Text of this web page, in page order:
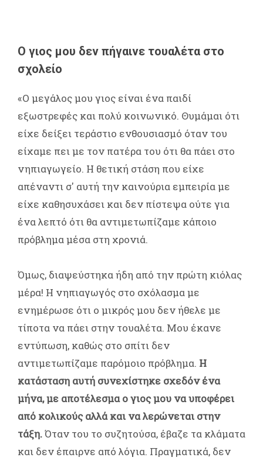
O γιος μου δεν πήγαινε τουαλέτα στο
σχολείο
«Ο μεγάλος μου γιος είναι ένα παιδί
εξωστρεφές και πολύ κοινωνικό. Θυμάμαι ότι
είχε δείξει τεράστιο ενθουσιασμό όταν του
είχαμε πει με τον πατέρα του ότι θα πάει στο
νηπιαγωγείο. Η θετική στάση που είχε
απέναντι σ' αυτή την καινούρια εμπειρία με
είχε καθησυχάσει και δεν πίστεψα ούτε για
ένα λεπτό ότι θα αντιμετωπίζαμε κάποιο
πρόβλημα μέσα στη χρονιά.
Όμως, διαψεύστηκα ήδη από την πρώτη κιόλας
μέρα! Η νηπιαγωγός στο σχόλασμα με
ενημέρωσε ότι ο μικρός μου δεν ήθελε με
τίποτα να πάει στην τουαλέτα. Μου έκανε
εντύπωση, καθώς στο σπίτι δεν
αντιμετωπίζαμε παρόμοιο πρόβλημα. Η
κατάσταση αυτή συνεχίστηκε σχεδόν ένα
μήνα, με αποτέλεσμα ο γιος μου να υποφέρει
από κολικούς αλλά και να λερώνεται στην
τάξη.Όταν του το συζητούσα, έβαζε τα κλάματα
και δεν έπαιρνε από λόγια. Πραγματικά, δεν